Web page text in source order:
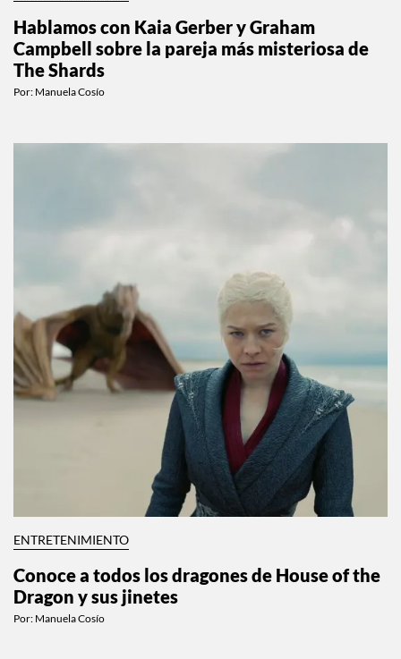
Hablamos con Kaia Gerber y Graham
Campbell sobre la pareja más misteriosa de
The Shards
Por: Manuela Cosío
ENTRETENIMIENTO
Conoce a todos los dragones de House of the
Dragon y sus jinetes
Por: Manuela Cosío